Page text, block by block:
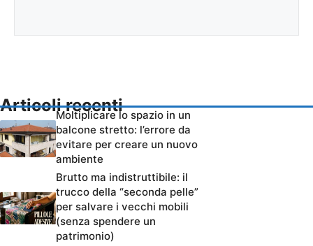
Articoli recenti
Moltiplicare lo spazio in un
balcone stretto: l’errore da
evitare per creare un nuovo
ambiente
Brutto ma indistruttibile: il
trucco della “seconda pelle”
per salvare i vecchi mobili
(senza spendere un
patrimonio)